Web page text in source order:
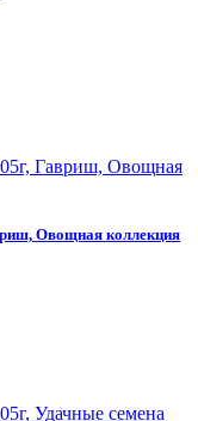
Овощная коллекция